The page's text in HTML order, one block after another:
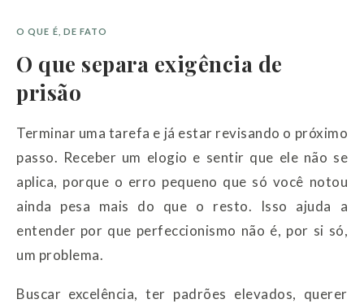
O QUE É, DE FATO
O que separa exigência de
prisão
Terminar uma tarefa e já estar revisando o próximo
passo. Receber um elogio e sentir que ele não se
aplica, porque o erro pequeno que só você notou
ainda pesa mais do que o resto. Isso ajuda a
entender por que perfeccionismo não é, por si só,
um problema.
Buscar excelência, ter padrões elevados, querer